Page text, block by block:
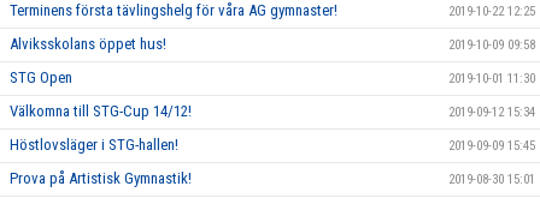
Terminens första tävlingshelg för våra AG gymnaster! 2019-10-22 12:25
Alviksskolans öppet hus! 2019-10-09 09:58
STG Open 2019-10-01 11:30
Välkomna till STG-Cup 14/12! 2019-09-12 15:34
Höstlovsläger i STG-hallen! 2019-09-09 15:45
Prova på Artistisk Gymnastik! 2019-08-30 15:01